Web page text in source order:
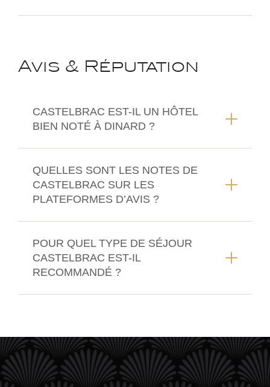
Avis & Réputation
CASTELBRAC EST-IL UN HÔTEL
BIEN NOTÉ À DINARD ?
QUELLES SONT LES NOTES DE
CASTELBRAC SUR LES
PLATEFORMES D’AVIS ?
POUR QUEL TYPE DE SÉJOUR
CASTELBRAC EST-IL
RECOMMANDÉ ?